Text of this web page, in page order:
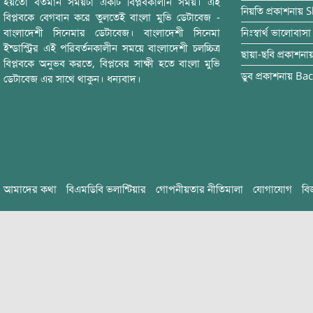
বিপ্লবকে বেগবান করে তুলতেই বাংলা মুভি ডেটাবেজ -
বাংলাদেশী সিনেমার ডেটাবেজ। বাংলাদেশী সিনেমা
ইন্ডাস্ট্রির এই পরিবর্তনকালীন সময়ে বাংলাদেশী চলচ্চিত্র
বিপ্লবকে অনুভব করতে, বিপ্লবের সাক্ষী হতে বাংলা মুভি
ডেটাবেজ এর সাথে থাকুন। ধন্যবাদ।
নিয়তি প্রকাশনায়
নিঃস্বার্থ ভালোবাসা
ছায়া-ছবি
ডুব প্রকাশনায়
আমাদের কথা বিএমডিবি ভলান্টিয়ার গোপনীয়তার নীতিমালা যোগাযোগ